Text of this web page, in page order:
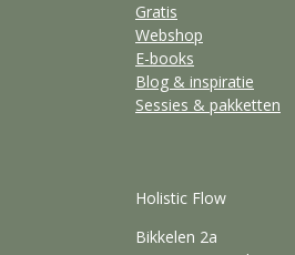
Gratis
Webshop
E-books
Blog & inspiratie
Sessies & pakketten
Holistic Flow
Bikkelen 2a